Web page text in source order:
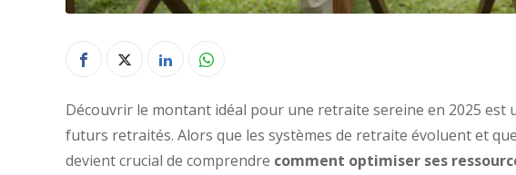
Découvrir le montant idéal pour une retraite sereine en 2025 est
futurs retraités. Alors que les systèmes de retraite évoluent et
devient crucial de comprendre comment optimiser ses